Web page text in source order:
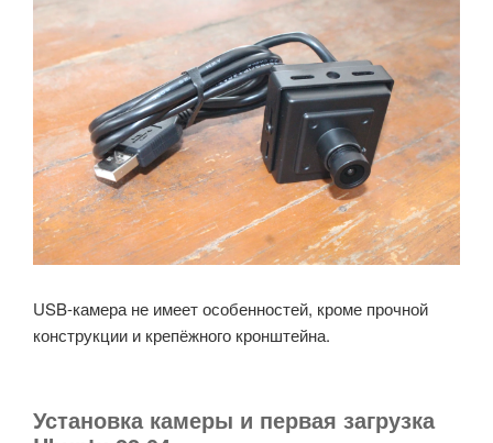
USB-камера не имеет особенностей, кроме прочной
конструкции и крепёжного кронштейна.
Установка камеры и первая загрузка